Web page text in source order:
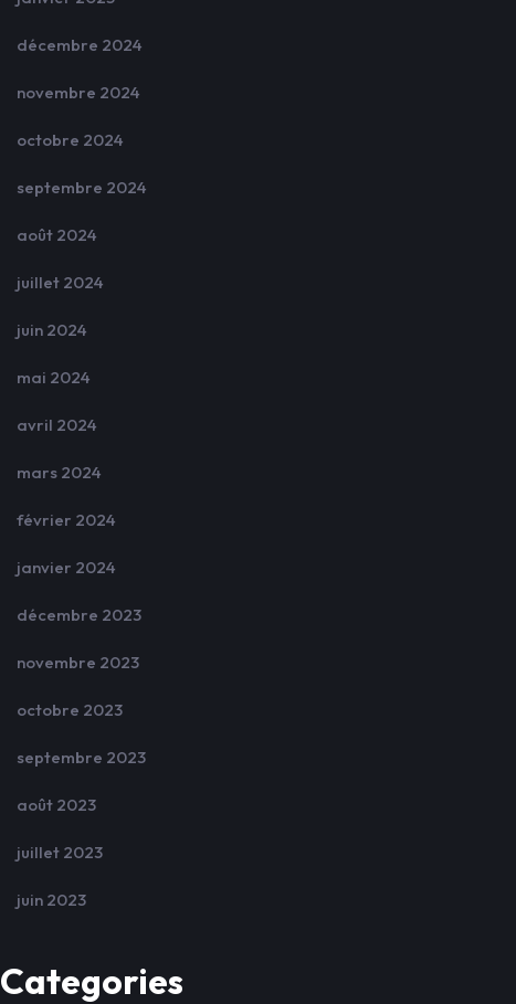
décembre 2024
novembre 2024
octobre 2024
septembre 2024
août 2024
juillet 2024
juin 2024
mai 2024
avril 2024
mars 2024
février 2024
janvier 2024
décembre 2023
novembre 2023
octobre 2023
septembre 2023
août 2023
juillet 2023
juin 2023
Categories